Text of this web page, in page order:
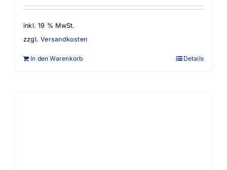
inkl. 19 % MwSt.
zzgl.Versandkosten
In den Warenkorb Details